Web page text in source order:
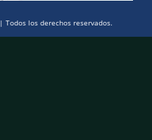
Todos los derechos reservados.